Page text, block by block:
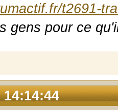
t2691-
gens pour ce
14:14:44